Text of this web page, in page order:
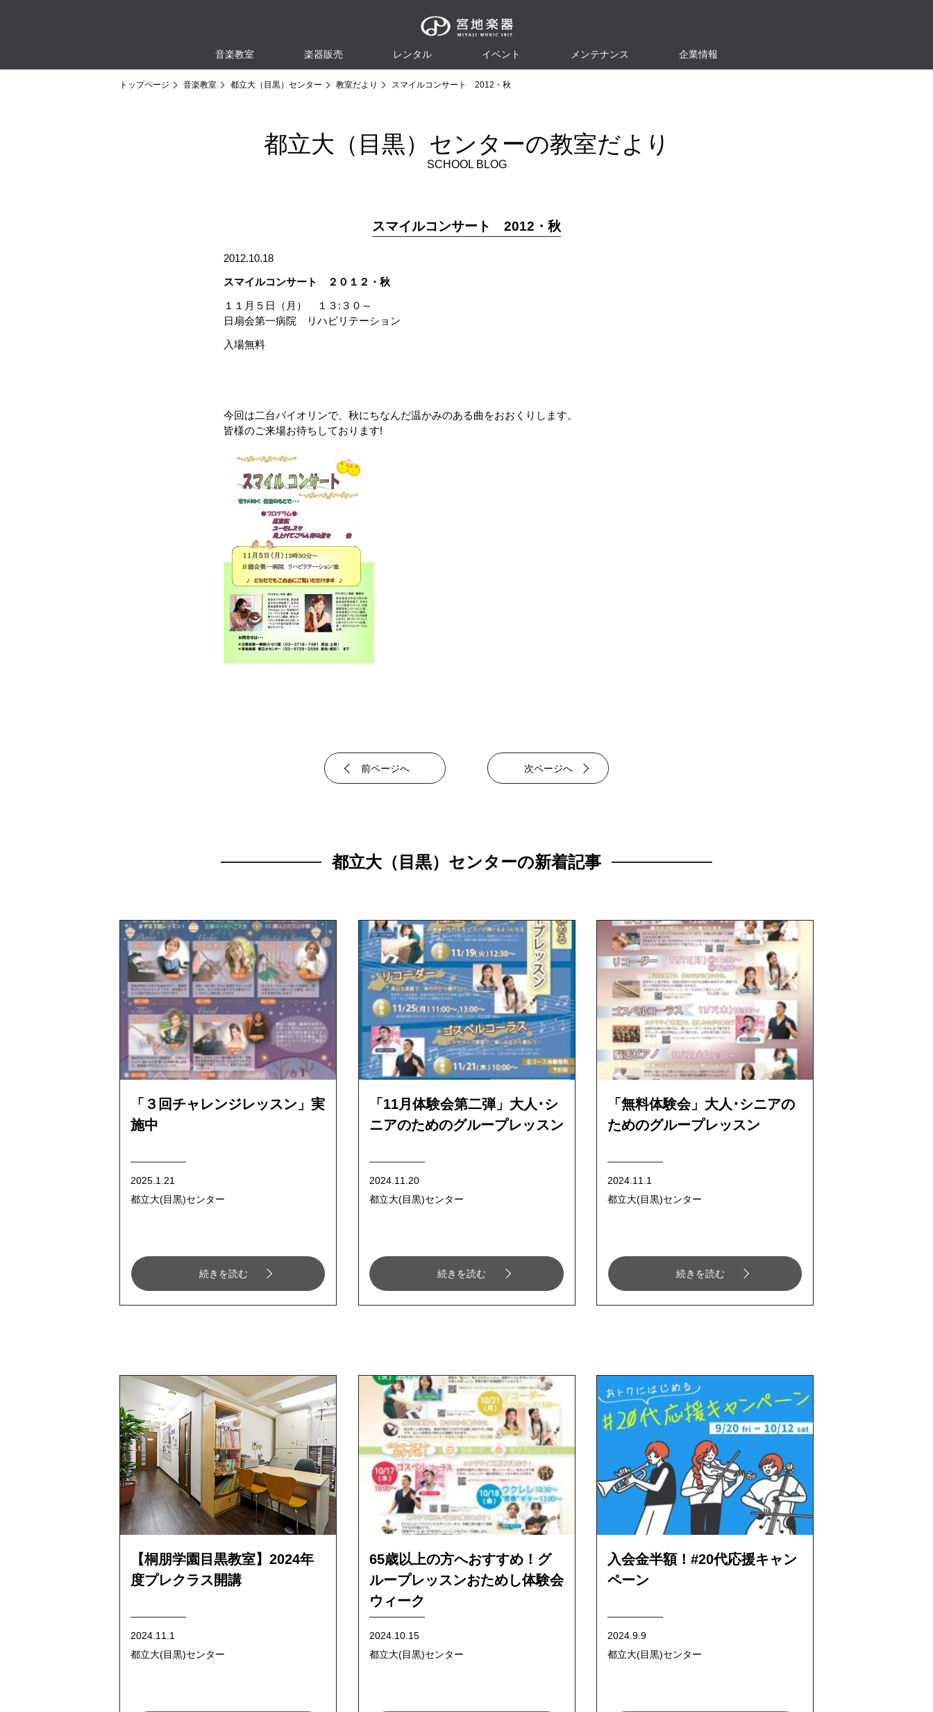
音楽教室 楽器販売 レンタル イベント メンテナンス 企業情報
トップページ 音楽教室 都立大（目黒）センター 教室だより スマイルコンサート 2012・秋
都立大（目黒）センターの教室だより
SCHOOL BLOG
スマイルコンサート 2012・秋
2012.10.18
スマイルコンサート ２０１２・秋
１１月５日（月） １３:３０～
日扇会第一病院 リハビリテーション
入場無料
今回は二台バイオリンで、秋にちなんだ温かみのある曲をおおくりします。
皆様のご来場お待ちしております!
前ページへ 次ページへ
都立大（目黒）センターの新着記事
「３回チャレンジレッスン」実
施中
2025.1.21
都立大(目黒)センター
続きを読む
「11月体験会第二弾」大人･シ
ニアのためのグループレッスン
2024.11.20
都立大(目黒)センター
続きを読む
「無料体験会」大人･シニアの
ためのグループレッスン
2024.11.1
都立大(目黒)センター
続きを読む
【桐朋学園目黒教室】2024年
度プレクラス開講
2024.11.1
都立大(目黒)センター
65歳以上の方へおすすめ！グ
ループレッスンおためし体験会
ウィーク
2024.10.15
都立大(目黒)センター
入会金半額！#20代応援キャン
ペーン
2024.9.9
都立大(目黒)センター